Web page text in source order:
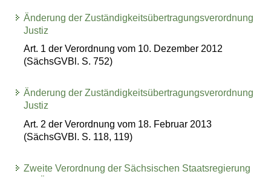
Änderung der Zuständigkeitsübertragungsverordnung
Justiz
Art. 1 der Verordnung vom 10. Dezember 2012
(SächsGVBl. S. 752)
Änderung der Zuständigkeitsübertragungsverordnung
Justiz
Art. 2 der Verordnung vom 18. Februar 2013
(SächsGVBl. S. 118, 119)
Zweite Verordnung der Sächsischen Staatsregierung